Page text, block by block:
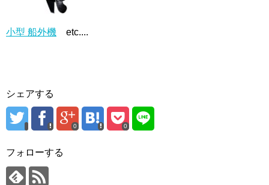
小型 船外機 etc....
シェアする
0 0
フォローする